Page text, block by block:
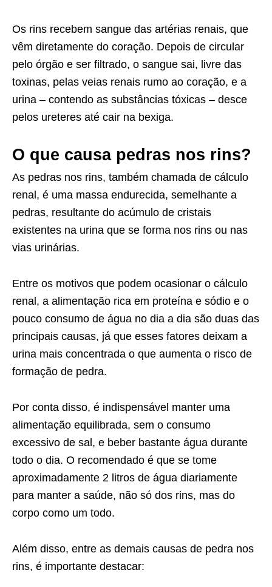
Os rins recebem sangue das artérias renais, que
vêm diretamente do coração. Depois de circular
pelo órgão e ser filtrado, o sangue sai, livre das
toxinas, pelas veias renais rumo ao coração, e a
urina – contendo as substâncias tóxicas – desce
pelos ureteres até cair na bexiga.
O que causa pedras nos rins?
As pedras nos rins, também chamada de cálculo
renal, é uma massa endurecida, semelhante a
pedras, resultante do acúmulo de cristais
existentes na urina que se forma nos rins ou nas
vias urinárias.
Entre os motivos que podem ocasionar o cálculo
renal, a alimentação rica em proteína e sódio e o
pouco consumo de água no dia a dia são duas das
principais causas, já que esses fatores deixam a
urina mais concentrada o que aumenta o risco de
formação de pedra.
Por conta disso, é indispensável manter uma
alimentação equilibrada, sem o consumo
excessivo de sal, e beber bastante água durante
todo o dia. O recomendado é que se tome
aproximadamente 2 litros de água diariamente
para manter a saúde, não só dos rins, mas do
corpo como um todo.
Além disso, entre as demais causas de pedra nos
rins, é importante destacar: